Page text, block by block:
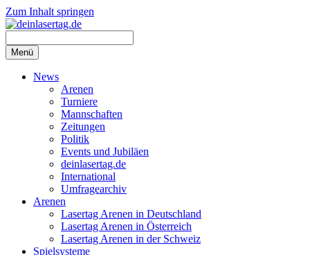
Zum Inhalt springen
Menü
News
Arenen
Turniere
Mannschaften
Zeitungen
Politik
Events und Jubiläen
deinlasertag.de
International
Umfragearchiv
Arenen
Lasertag Arenen in Deutschland
Lasertag Arenen in Österreich
Lasertag Arenen in der Schweiz
Spielsysteme